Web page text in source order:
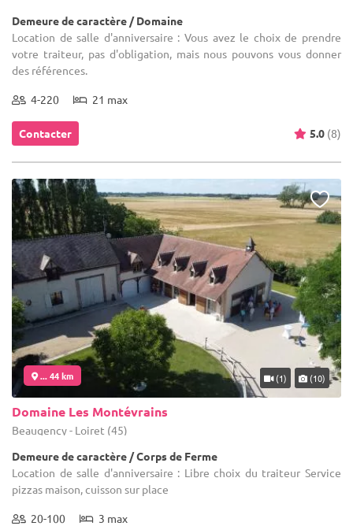
Demeure de caractère / Domaine
Location de salle d'anniversaire : Vous avez le choix de prendre
votre traiteur, pas d'obligation, mais nous pouvons vous donner
des références.
4-220 21 max
Contacter 5.0 (8)
... 44 km (1) (10)
Domaine Les Montévrains
Beaugency - Loiret (45)
Demeure de caractère / Corps de Ferme
Location de salle d'anniversaire : Libre choix du traiteur Service
pizzas maison, cuisson sur place
20-100 3 max